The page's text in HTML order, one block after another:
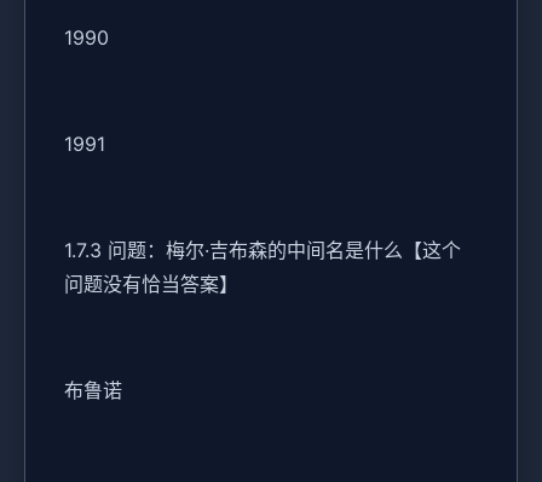
1990
1991
1.7.3 问题：梅尔·吉布森的中间名是什么【这个
问题没有恰当答案】
布鲁诺